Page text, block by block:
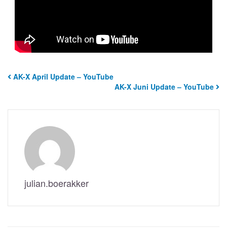
AK-X April Update – YouTube
AK-X Juni Update – YouTube
julian.boerakker